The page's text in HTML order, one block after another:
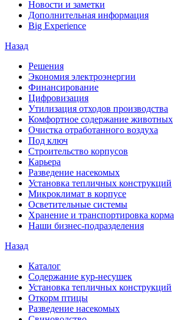
Новости и заметки
Дополнительная информация
Big Experience
Назад
Решения
Экономия электроэнергии
Финансирование
Цифровизация
Утилизация отходов производства
Комфортное содержание животных
Очистка отработанного воздуха
Под ключ
Строительство корпусов
Карьера
Разведение насекомых
Установка тепличных конструкций
Микроклимат в корпусе
Осветительные системы
Хранение и транспортировка корма
Наши бизнес-подразделения
Назад
Каталог
Содержание кур-несушек
Установка тепличных конструкций
Откорм птицы
Разведение насекомых